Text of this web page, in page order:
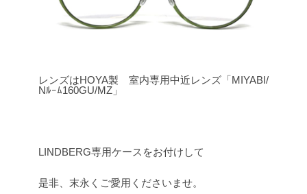
レンズはHOYA製 室内専用中近レンズ「MIYABI/
Nﾙｰﾑ160GU/MZ」
LINDBERG専用ケースをお付けして
是非、末永くご愛用くださいませ。